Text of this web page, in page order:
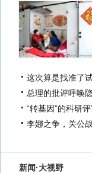
这次算是找准了
总理的批评呼唤
“转基因”的科研
李娜之争，关公
新闻·大视野